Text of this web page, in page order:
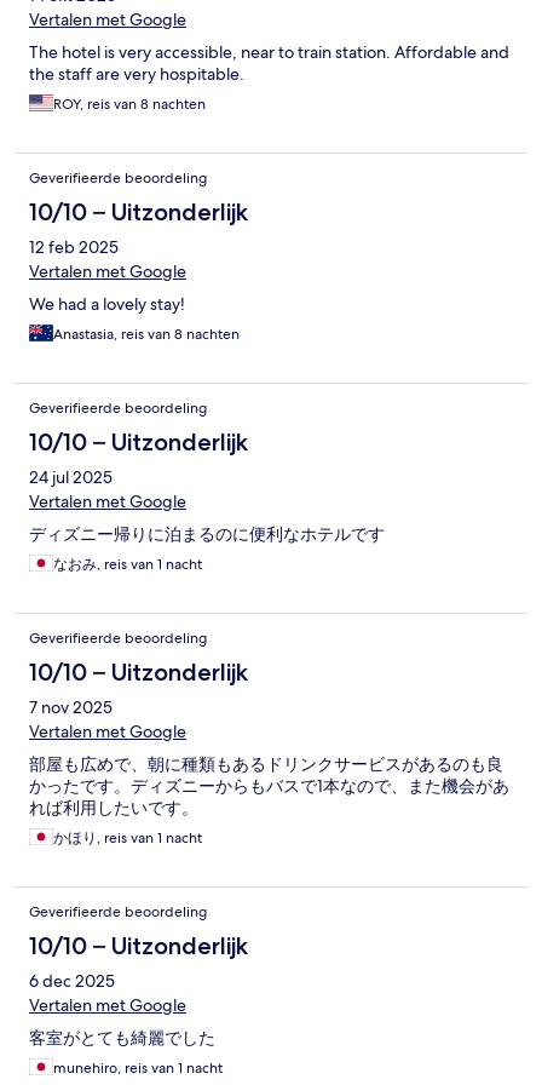
Vertalen met Google
The hotel is very accessible, near to train station. Affordable and
the staff are very hospitable.
ROY, reis van 8 nachten
Geverifieerde beoordeling
10/10 – Uitzonderlijk
12 feb 2025
Vertalen met Google
We had a lovely stay!
Anastasia, reis van 8 nachten
Geverifieerde beoordeling
10/10 – Uitzonderlijk
24 jul 2025
Vertalen met Google
ディズニー帰りに泊まるのに便利なホテルです
なおみ, reis van 1 nacht
Geverifieerde beoordeling
10/10 – Uitzonderlijk
7 nov 2025
Vertalen met Google
部屋も広めで、朝に種類もあるドリンクサービスがあるのも良
かったです。ディズニーからもバスで1本なので、また機会があ
れば利用したいです。
かほり, reis van 1 nacht
Geverifieerde beoordeling
10/10 – Uitzonderlijk
6 dec 2025
Vertalen met Google
客室がとても綺麗でした
munehiro, reis van 1 nacht